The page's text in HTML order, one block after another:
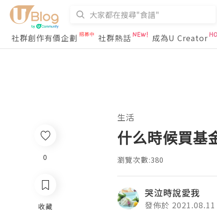
社群創作有價企劃 社群熱話 成為U Creator
生活
什么時候買基
瀏覽次數:380
哭泣時說愛我
發佈於 2021.08.11
0
收藏